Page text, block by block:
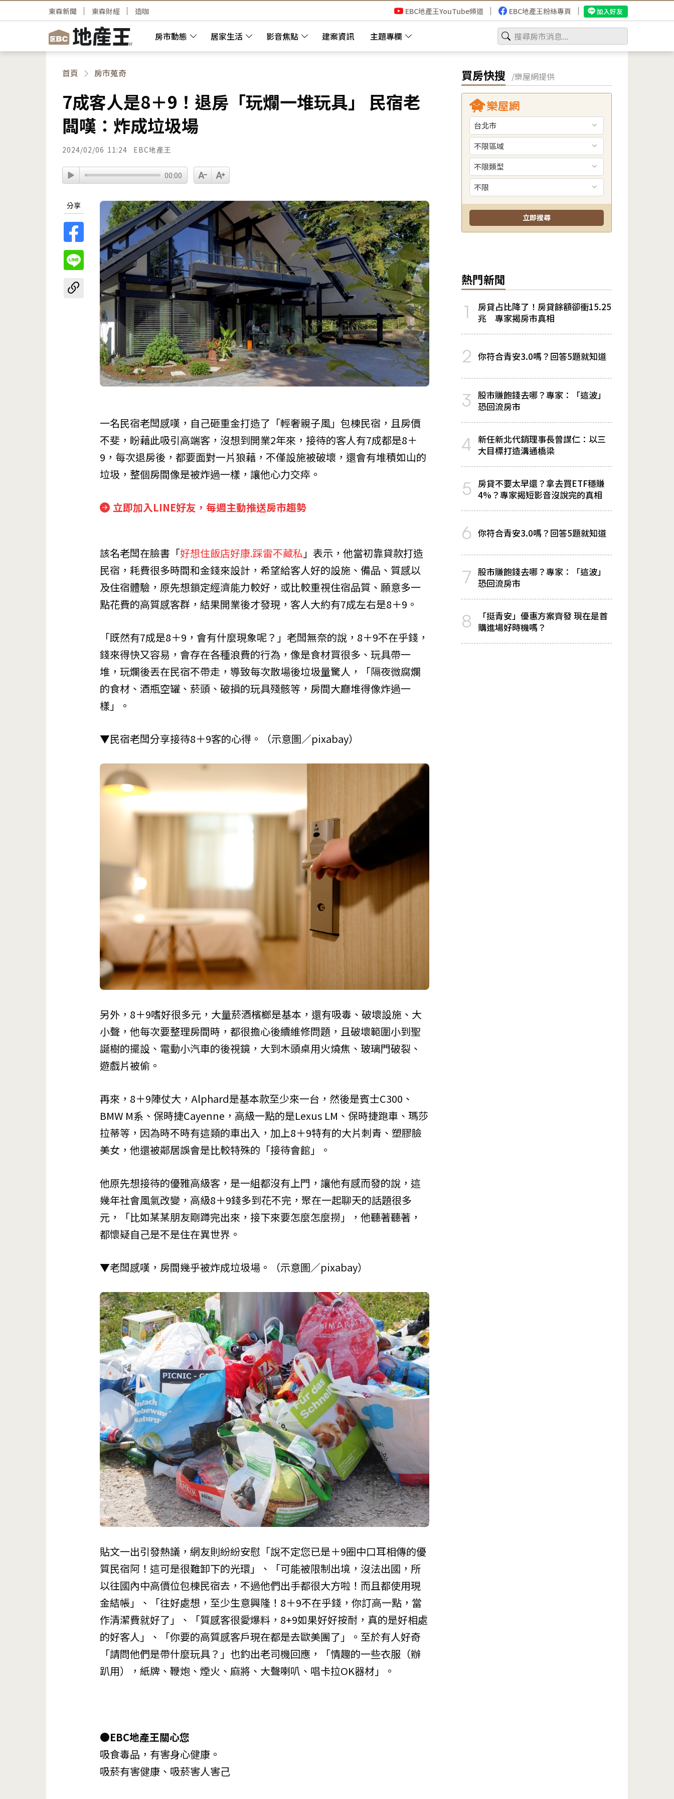
房市動態 居家生活 影音焦點 建案資訊 主題專欄
東森新聞 東森財經 造咖 EBC地產王YouTube頻道 EBC地產王粉絲專頁 加入好友
首頁 房市蒐奇
7成客人是8＋9！退房「玩爛一堆玩具」 民宿老
闆嘆：炸成垃圾場
2024/02/06 11:24 EBC地產王
00:00
分享
一名民宿老闆感嘆，自己砸重金打造了「輕奢親子風」包棟民宿，且房價
不斐，盼藉此吸引高端客，沒想到開業2年來，接待的客人有7成都是8＋
9，每次退房後，都要面對一片狼藉，不僅設施被破壞，還會有堆積如山的
垃圾，整個房間像是被炸過一樣，讓他心力交瘁。
立即加入LINE好友，每週主動推送房市趨勢
該名老闆在臉書「好想住飯店好康.踩雷不藏私 」表示，他當初靠貸款打造
民宿，耗費很多時間和金錢來設計，希望給客人好的設施、備品、質感以
及住宿體驗，原先想鎖定經濟能力較好，或比較重視住宿品質、願意多一
點花費的高質感客群，結果開業後才發現，客人大約有7成左右是8＋9。
「既然有7成是8＋9，會有什麼現象呢？」老闆無奈的說，8＋9不在乎錢，
錢來得快又容易，會存在各種浪費的行為，像是食材買很多、玩具帶一
堆，玩爛後丟在民宿不帶走，導致每次散場後垃圾量驚人，「隔夜微腐爛
的食材、酒瓶空罐、菸頭、破損的玩具殘骸等，房間大廳堆得像炸過一
樣」。
▼民宿老闆分享接待8＋9客的心得。（示意圖／pixabay）
另外，8＋9嗜好很多元，大量菸酒檳榔是基本，還有吸毒、破壞設施、大
小聲，他每次要整理房間時，都很擔心後續維修問題，且破壞範圍小到聖
誕樹的擺設、電動小汽車的後視鏡，大到木頭桌用火燒焦、玻璃門破裂、
遊戲片被偷。
再來，8＋9陣仗大，Alphard是基本款至少來一台，然後是賓士C300、
BMW M系、保時捷Cayenne，高級一點的是Lexus LM、保時捷跑車、瑪莎
拉蒂等，因為時不時有這類的車出入，加上8＋9特有的大片刺青、塑膠臉
美女，他還被鄰居誤會是比較特殊的「接待會館」。
他原先想接待的優雅高級客，是一組都沒有上門，讓他有感而發的說，這
幾年社會風氣改變，高級8＋9錢多到花不完，聚在一起聊天的話題很多
元，「比如某某朋友剛蹲完出來，接下來要怎麼怎麼撈」，他聽著聽著，
都懷疑自己是不是住在異世界。
▼老闆感嘆，房間幾乎被炸成垃圾場。（示意圖／pixabay）
貼文一出引發熱議，網友則紛紛安慰「說不定您已是＋9圈中口耳相傳的優
質民宿阿！這可是很難卸下的光環」、「可能被限制出境，沒法出國，所
以往國內中高價位包棟民宿去，不過他們出手都很大方啦！而且都使用現
金結帳」、「往好處想，至少生意興隆！8＋9不在乎錢，你訂高一點，當
作清潔費就好了」、「質感客很愛爆料，8+9如果好好按耐，真的是好相處
的好客人」、「你要的高質感客戶現在都是去歐美團了」。至於有人好奇
「請問他們是帶什麼玩具？」也釣出老司機回應，「情趣的一些衣服（辦
趴用），紙牌、鞭炮、煙火、麻將、大聲喇叭、唱卡拉OK器材」。
●EBC地產王關心您
吸食毒品，有害身心健康。
吸菸有害健康、吸菸害人害己
買房快搜 /樂屋網提供
熱門新聞
1
房貸占比降了！房貸餘額卻衝15.25
兆 專家揭房市真相
2 你符合青安3.0嗎？回答5題就知道
3 股市賺飽錢去哪？專家：「這波」
恐回流房市
4 新任新北代銷理事長曾謀仁：以三
大目標打造溝通橋梁
5 房貸不要太早還？拿去買ETF穩賺
4%？專家揭短影音沒說完的真相
6 你符合青安3.0嗎？回答5題就知道
7 股市賺飽錢去哪？專家：「這波」
恐回流房市
8
「挺青安」優惠方案齊發 現在是首
購進場好時機嗎？